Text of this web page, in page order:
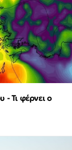
- Τι φέρνει ο